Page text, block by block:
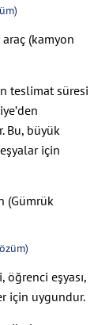
(kamyon
teslimat süresi
Bu, büyük
için
(Gümrük
öğrenci eşyası,
için uygundur.